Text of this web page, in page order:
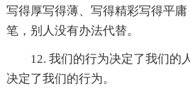
写得厚写得薄、写得精彩写得平
笔，别人没有办法代替。
12. 我们的行为决定了我们的
决定了我们的行为。